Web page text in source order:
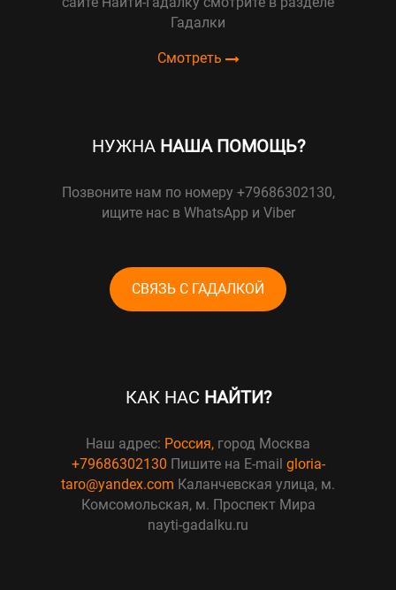
Гадалки
Смотреть
НУЖНА НАША ПОМОЩЬ?
Позвоните нам по номеру +79686302130,
ищите нас в WhatsApp и Viber
СВЯЗЬ С ГАДАЛКОЙ
КАК НАС НАЙТИ?
Наш адрес: Россия, город Москва
+79686302130 Пишите на E-mail gloria-
taro@yandex.com Каланчевская улица, м.
Комсомольская, м. Проспект Мира
nayti-gadalku.ru